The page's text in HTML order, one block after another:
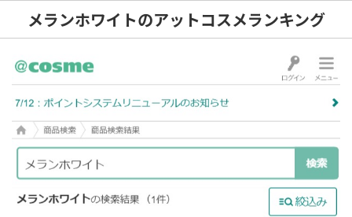
メランホワイトのアットコスメランキング